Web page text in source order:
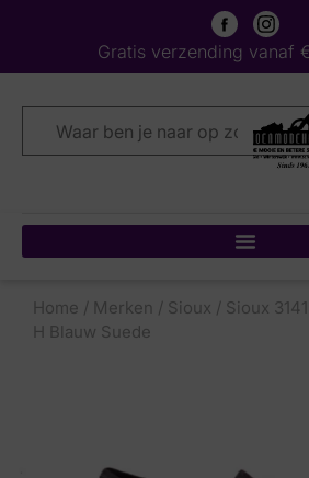
Gratis verzending vanaf
Home / Merken / Sioux / Sioux
H Blauw Suede